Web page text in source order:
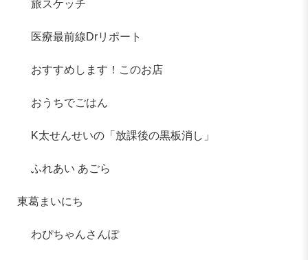
旅スケッチ
医療最前線Drリポート
おすすめします！このお店
おうちでごはん
K太せんせいの「放課後の黒板消し」
ふれあい あごら
東葛まいにち
わぴちゃんさんぽ